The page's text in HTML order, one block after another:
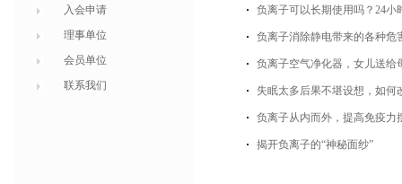
入会申请
理事单位
会员单位
联系我们
负离子可以长期使用吗？24小
负离子消除静电带来的各种危
负离子空气净化器，女儿送给
失眠太多后果不堪设想，如何
负离子从内而外，提高免疫力
揭开负离子的“神秘面纱”